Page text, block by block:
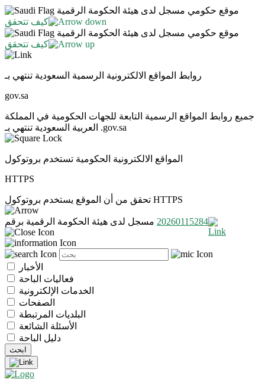
موقع حكومي مسجل لدى هيئة الحكومة الرقمية
كيف تتحقق
موقع حكومي مسجل لدى هيئة الحكومة الرقمية
كيف تتحقق
روابط المواقع الالكترونية الرسمية السعودية تنتهي بـ
gov.sa
جميع روابط المواقع الرسمية التابعة للجهات الحكومية في المملكة
العربية السعودية تنتهي بـ .gov.sa
المواقع الالكترونية الحكومية تستخدم بروتوكول
HTTPS
تحقق من أن الموقع يستخدم بروتوكول HTTPS
مسجل لدى هيئة الحكومة الرقمية برقم 20260115284
الأخبار
فعاليات الباحة
الخدمات الإلكترونية
الصفحات
البلديات المرتبطة
الأسئلة الشائعة
دليل الباحة